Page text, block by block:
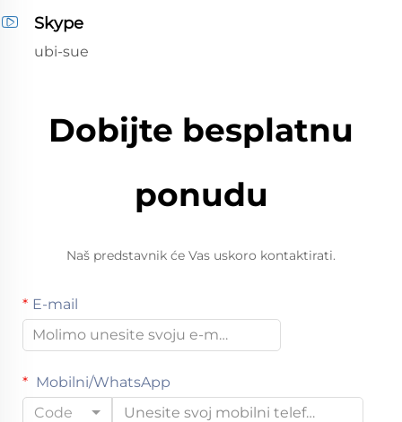
Skype
ubi-sue
Dobijte besplatnu
ponudu
Naš predstavnik će Vas uskoro kontaktirati.
E-mail
Mobilni/WhatsApp
Code